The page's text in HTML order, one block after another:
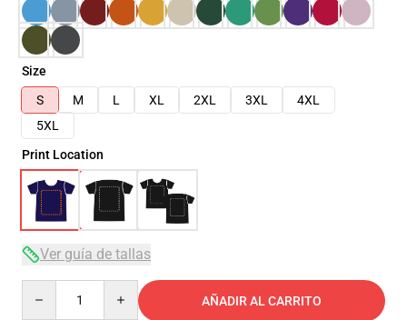
Size
S
M L XL 2XL 3XL
4XL
5XL
Print Location
Ver guía de tallas
AÑADIR AL CARRITO